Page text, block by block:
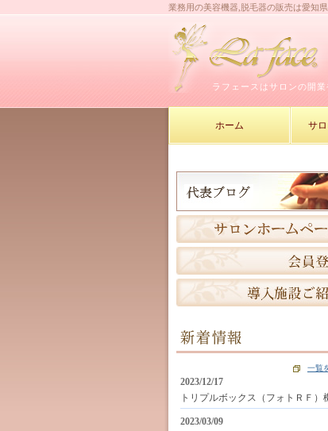
業務用の美容機器,脱毛器の販売は愛知
ラフェースはサロンの開
ホーム サ
新着情報
一覧
2023/12/17
トリプルボックス（フォトＲＦ）
2023/03/09